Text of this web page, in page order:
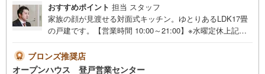
おすすめポイント 担当 スタッフ
家族の顔が見渡せる対面式キッチン。ゆとりあるLDK17畳
の戸建です。【営業時間 10:00～21:00】※水曜定休上記時
ご連絡ください！現地を見学される場合は「室内・現地を
見学する（無料）」ボタンよりご希望の日時をご記入いた
ブロンズ推奨店
オープンハウス 登戸営業センター